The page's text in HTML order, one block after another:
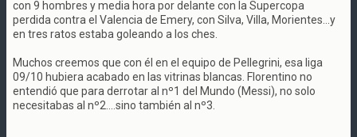
con 9 hombres y media hora por delante con la Supercopa
perdida contra el Valencia de Emery, con Silva, Villa, Morientes...y
en tres ratos estaba goleando a los ches.
Muchos creemos que con él en el equipo de Pellegrini, esa liga
09/10 hubiera acabado en las vitrinas blancas. Florentino no
entendió que para derrotar al nº1 del Mundo (Messi), no solo
necesitabas al nº2....sino también al nº3.